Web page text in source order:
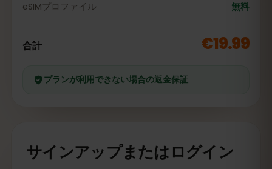
eSIMプロファイル
無料
合計 €19.99
プランが利用できない場合の返金保証
サインアップまたはログイン